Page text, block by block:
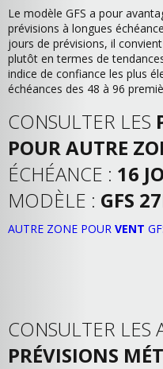
Le modèle GFS a pour
prévisions à longues
jours de prévisions, il
plutôt en termes de
indice de confiance les plus
échéances des 48 à 96
CONSULTER LES
POUR AUTRE
ÉCHÉANCE : 16
MODÈLE : GFS
AUTRE ZONE POUR VENT
CONSULTER LES
PRÉVISIONS